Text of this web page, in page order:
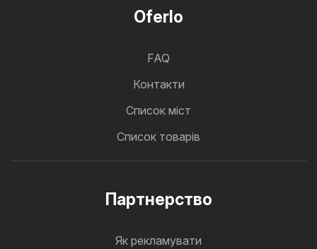
Oferlo
FAQ
Контакти
Cписок міст
Список товарів
Партнерство
Як рекламувати